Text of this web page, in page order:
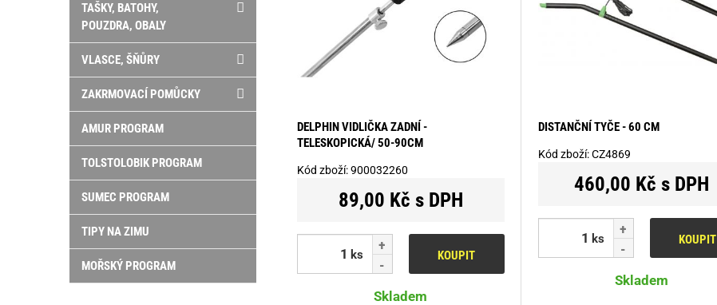
DELPHIN VIDLIČKA ZADNÍ -
TELESKOPICKÁ/ 50-90CM
Kód zboží:900032260
89,00 Kč s DPH
ks KOUPIT
Skladem
DISTANČNÍ TYČE - 60 CM
Kód zboží:CZ4869
460,00 Kč s DPH
ks KOUPIT
Skladem
TAŠKY, BATOHY,
POUZDRA, OBALY
VLASCE, ŠŇŮRY
ZAKRMOVACÍ POMŮCKY
AMUR PROGRAM
TOLSTOLOBIK PROGRAM
SUMEC PROGRAM
TIPY NA ZIMU
MOŘSKÝ PROGRAM